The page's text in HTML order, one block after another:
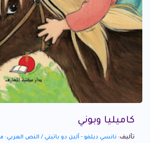
كاميليا وبوني
تأليف: نانسي ديلفو - آلين دو باتيني / النص العربي: